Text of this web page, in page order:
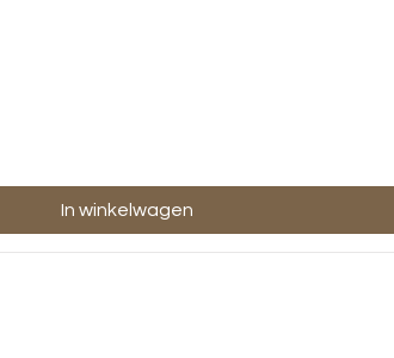
In winkelwagen